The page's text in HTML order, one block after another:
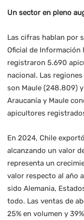
Un sector en pleno
Las cifras hablan por
Oficial de Información
registraron 5.690
nacional. Las
son Maule (248.809)
Araucanía y Maule
apicultores
En 2024, Chile
alcanzando un valor
representa un
valor respecto al año
sido Alemania,
todo. Las ventas de
25% en volumen y